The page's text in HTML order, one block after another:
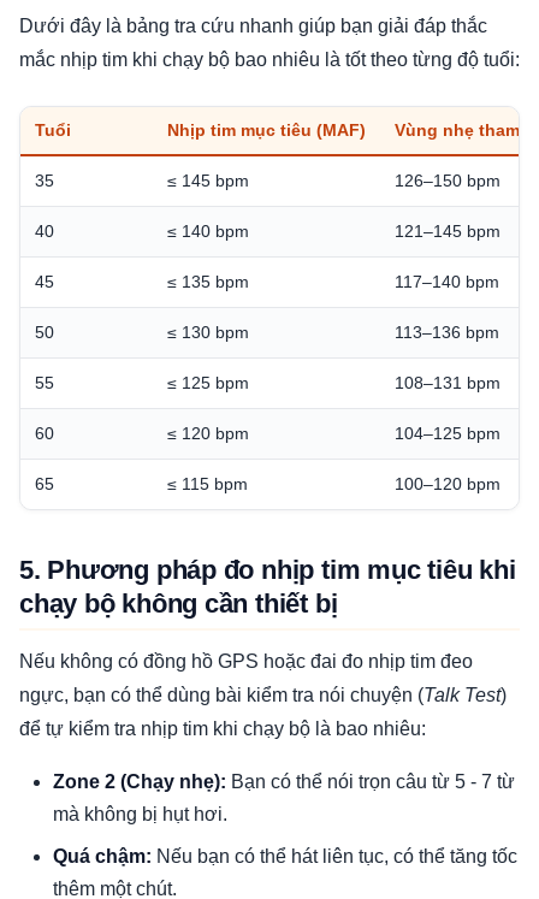
Dưới đây là bảng tra cứu nhanh giúp bạn giải đáp thắc
mắc nhịp tim khi chạy bộ bao nhiêu là tốt theo từng độ tuổi:
Tuổi Nhịp tim mục tiêu (MAF) Vùng nhẹ tham
35 ≤ 145 bpm 126–150 bpm
40 ≤ 140 bpm 121–145 bpm
45 ≤ 135 bpm 117–140 bpm
50 ≤ 130 bpm 113–136 bpm
55 ≤ 125 bpm 108–131 bpm
60 ≤ 120 bpm 104–125 bpm
65 ≤ 115 bpm 100–120 bpm
5. Phương pháp đo nhịp tim mục tiêu khi
chạy bộ không cần thiết bị
Nếu không có đồng hồ GPS hoặc đai đo nhịp tim đeo
ngực, bạn có thể dùng bài kiểm tra nói chuyện (Talk Test)
để tự kiểm tra nhịp tim khi chạy bộ là bao nhiêu:
Zone 2 (Chạy nhẹ): Bạn có thể nói trọn câu từ 5 - 7 từ
mà không bị hụt hơi.
Quá chậm: Nếu bạn có thể hát liên tục, có thể tăng tốc
thêm một chút.